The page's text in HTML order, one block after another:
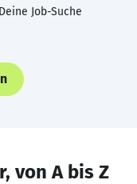
Job-Suche
von A bis Z